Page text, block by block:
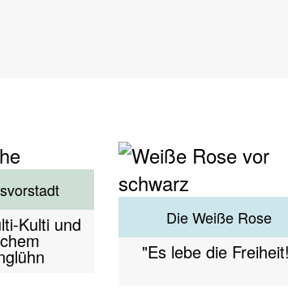
Kulti und Die Weiße Rose
"Es lebe die